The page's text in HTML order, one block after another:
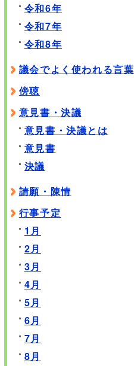
令和6年
令和7年
令和8年
議会でよく使われる言葉
傍聴
意見書・決議
意見書・決議とは
意見書
決議
請願・陳情
行事予定
1月
2月
3月
4月
5月
6月
7月
8月